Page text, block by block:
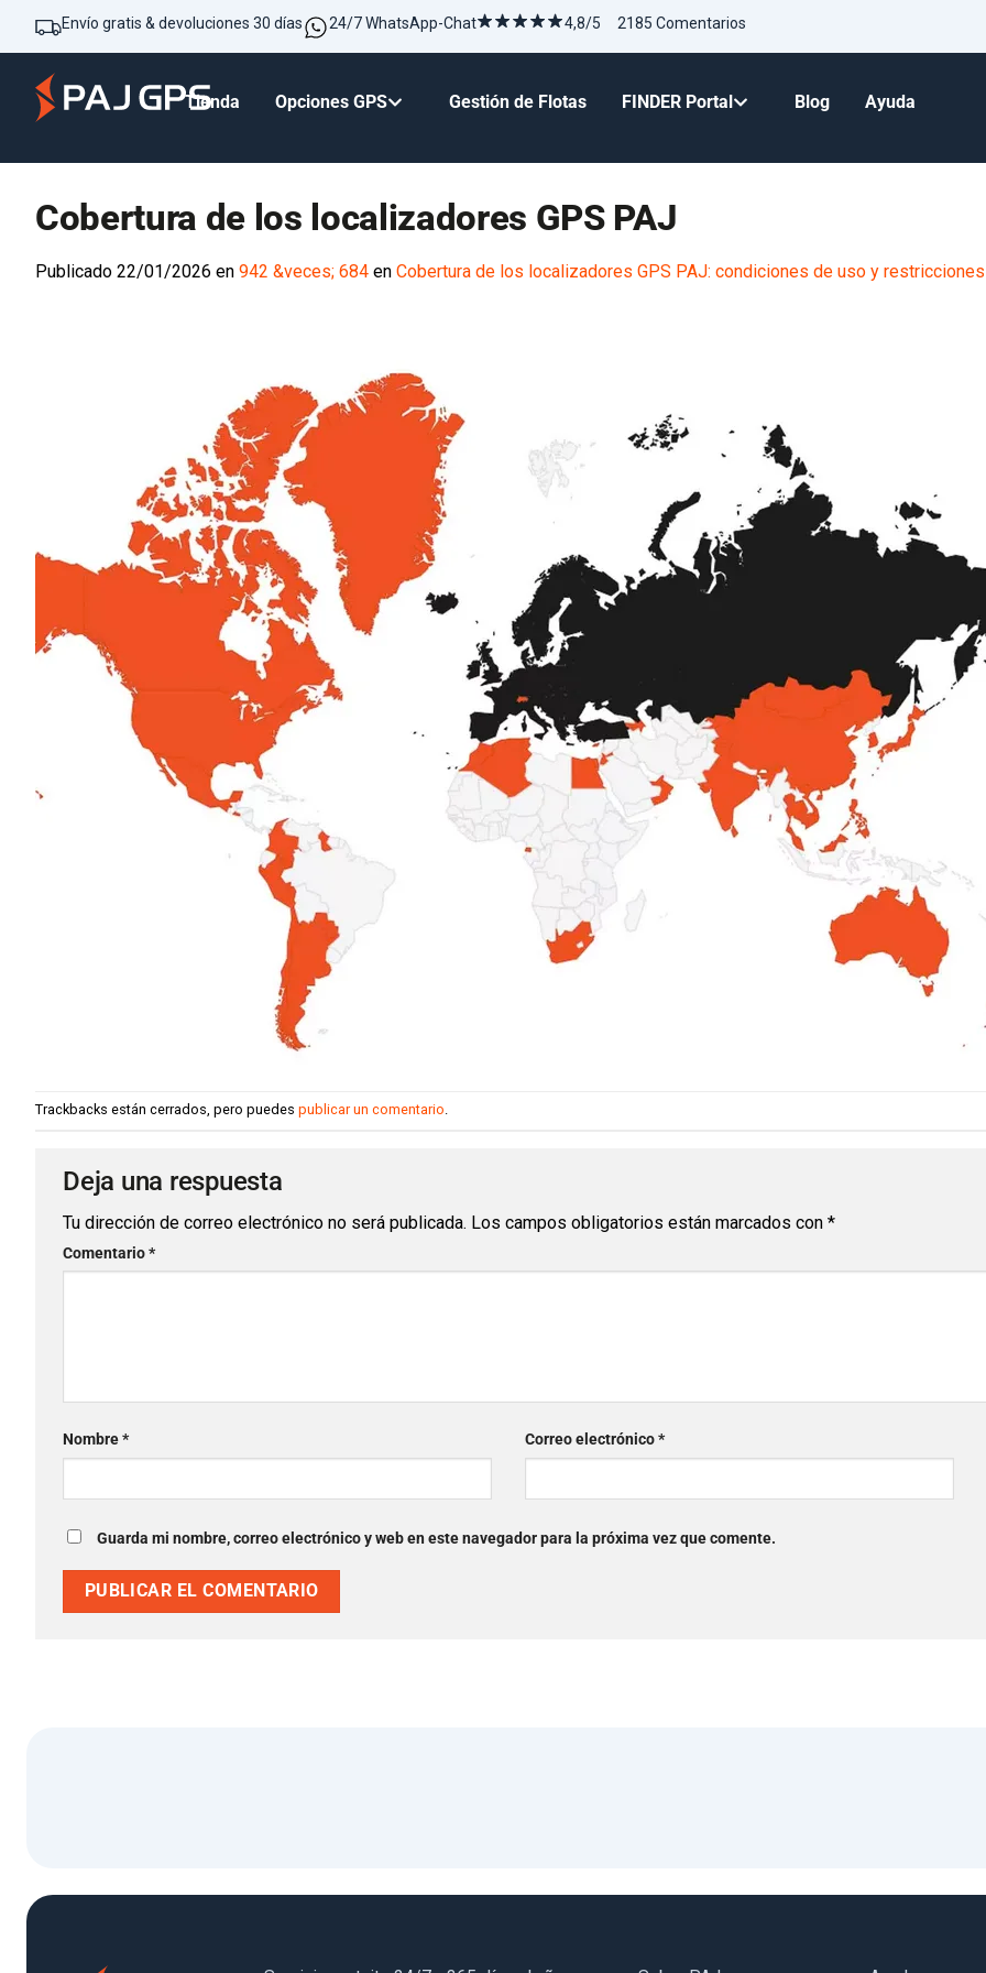
Envío gratis & devoluciones 30 días 24/7 WhatsApp-Chat 4,8/5 2185 Comentarios
Tienda Opciones GPS Gestión de Flotas FINDER Portal Blog Ayuda
Cobertura de los localizadores GPS PAJ
Publicado 22/01/2026 en 942 &veces; 684 en Cobertura de los localizadores GPS PAJ: condiciones de uso y restricciones
Trackbacks están cerrados, pero puedes publicar un comentario
Deja una respuesta
Tu dirección de correo electrónico no será publicada. Los campos obligatorios están marcados con *
Comentario*
Nombre* Correo electrónico*
Guarda mi nombre, correo electrónico y web en este navegador para la próxima vez que comente.